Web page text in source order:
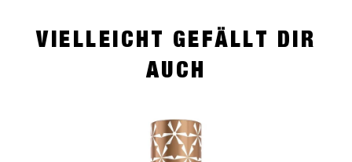
VIELLEICHT GEFÄLLT DIR
AUCH